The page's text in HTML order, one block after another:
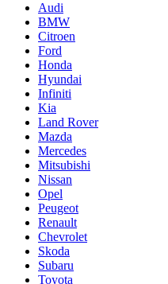
Audi
BMW
Citroen
Ford
Honda
Hyundai
Infiniti
Kia
Land Rover
Mazda
Mercedes
Mitsubishi
Nissan
Opel
Peugeot
Renault
Chevrolet
Skoda
Subaru
Toyota